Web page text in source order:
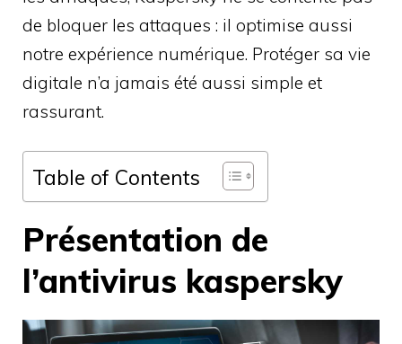
de bloquer les attaques : il optimise aussi
notre expérience numérique. Protéger sa vie
digitale n’a jamais été aussi simple et
rassurant.
Table of Contents
Présentation de
l’antivirus kaspersky